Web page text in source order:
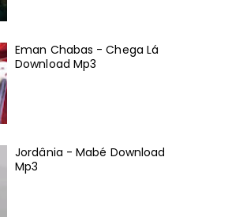
Eman Chabas - Chega Lá
Download Mp3
Jordânia - Mabé Download
Mp3